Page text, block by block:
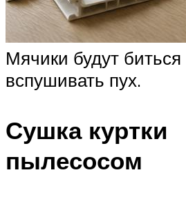
Мячики будут биться
вспушивать пух.
Сушка куртки
пылесосом